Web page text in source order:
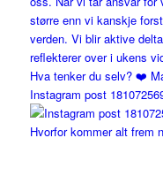
Instagram post
Hvorfor kommer alt frem